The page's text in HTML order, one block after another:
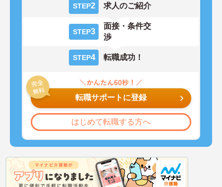
STEP2 求人のご紹介
STEP3
面接・条件交
渉
STEP4 転職成功！
転職サポートに登録
はじめて転職する方へ